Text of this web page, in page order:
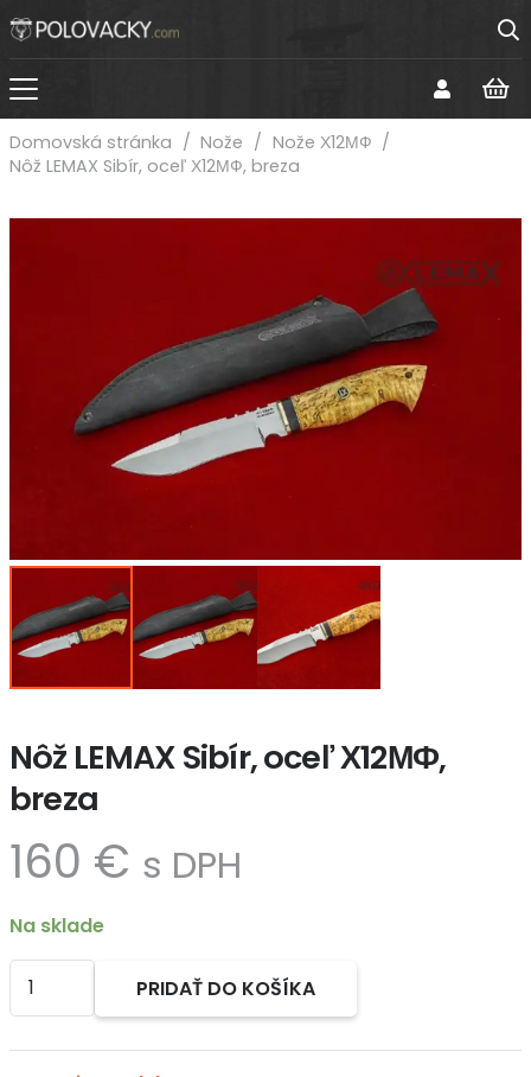
Domovská stránka / Nože / Nože Х12МФ /
Nôž LEMAX Sibír, oceľ Х12МФ, breza
Nôž LEMAX Sibír, oceľ Х12МФ,
breza
160 € s DPH
Na sklade
množstvo
Nôž
Sibír,
PRIDAŤ DO KOŠÍKA
Alternative: